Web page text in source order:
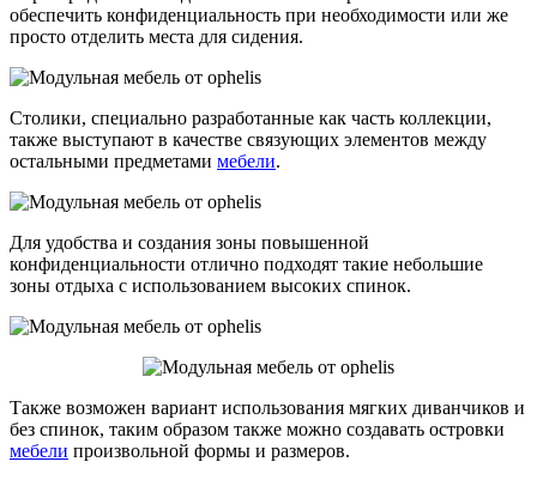
обеспечить конфиденциальность при необходимости или же
просто отделить места для сидения.
Столики, специально разработанные как часть коллекции,
также выступают в качестве связующих элементов между
остальными предметами мебели.
Для удобства и создания зоны повышенной
конфиденциальности отлично подходят такие небольшие
зоны отдыха с использованием высоких спинок.
Также возможен вариант использования мягких диванчиков и
без спинок, таким образом также можно создавать островки
мебели произвольной формы и размеров.